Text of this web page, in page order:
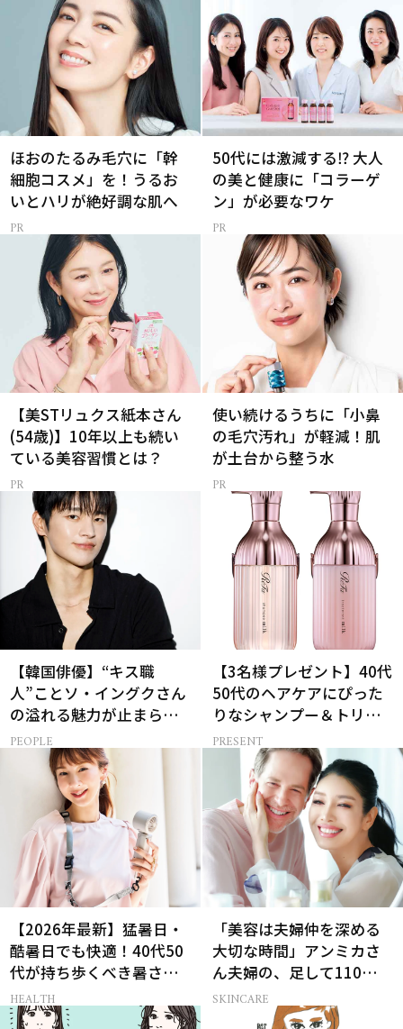
ほおのたるみ毛穴に「幹
細胞コスメ」を！うるお
いとハリが絶好調な肌へ
50代には激減する⁉ 大人
の美と健康に「コラーゲ
ン」が必要なワケ
【美STリュクス紙本さん
(54歳)】10年以上も続い
ている美容習慣とは？
使い続けるうちに「小鼻
の毛穴汚れ」が軽減！肌
が土台から整う水
【韓国俳優】“キス職
人”ことソ・イングクさん
の溢れる魅力が止まらな
い【特別画像集】
PEOPLE
【3名様プレゼント】40代
50代のヘアケアにぴった
りなシャンプー＆トリー
トメントで、うねり悩み
に対処！
PRESENT
【2026年最新】猛暑日・
酷暑日でも快適！40代50
代が持ち歩くべき暑さ対
策グッズ
HEALTH
「美容は夫婦仲を深める
大切な時間」アンミカさ
ん夫婦の、足して110歳で
も”今の方が上向き肌”な
SKINCARE